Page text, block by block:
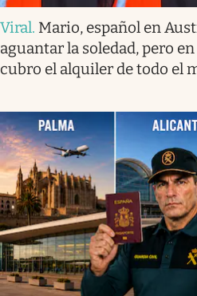
Viral. Mario, español en
aguantar la soledad, pero
cubro el alquiler de todo el